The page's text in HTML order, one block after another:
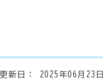
更新日： 2025年06月23日